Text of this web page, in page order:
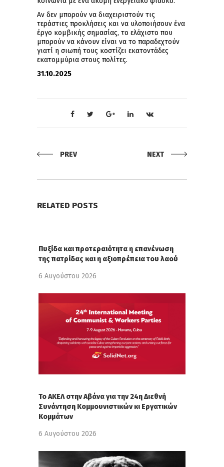
Αν δεν μπορούν να διαχειριστούν τις
τεράστιες προκλήσεις και να υλοποιήσουν ένα
έργο κομβικής σημασίας, το ελάχιστο που
μπορούν να κάνουν είναι να το παραδεχτούν
γιατί η σιωπή τους κοστίζει εκατοντάδες
εκατομμύρια στους πολίτες.
31.10.2025
PREV NEXT
RELATED POSTS
Πυξίδα και προτεραιότητα η επανένωση
της πατρίδας και η αξιοπρέπεια του λαού
6 Αυγούστου 2026
Το ΑΚΕΛ στην Αβάνα για την 24η Διεθνή
Συνάντηση Κομμουνιστικών κι Εργατικών
Κομμάτων
6 Αυγούστου 2026